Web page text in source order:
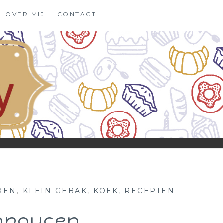
OVER MIJ CONTACT
, KLEIN GEBAK, KOEK, RECEPTEN —